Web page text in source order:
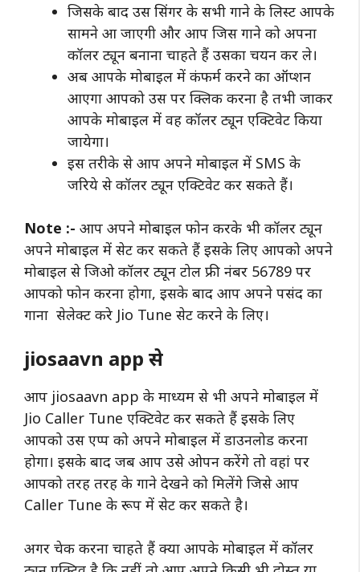
जिसके बाद उस सिंगर के सभी गाने के लिस्ट आपके
सामने आ जाएगी और आप जिस गाने को अपना
कॉलर ट्यून बनाना चाहते हैं उसका चयन कर ले।
अब आपके मोबाइल में कंफर्म करने का ऑप्शन
आएगा आपको उस पर क्लिक करना है तभी जाकर
आपके मोबाइल में वह कॉलर ट्यून एक्टिवेट किया
जायेगा।
इस तरीके से आप अपने मोबाइल में SMS के
जरिये से कॉलर ट्यून एक्टिवेट कर सकते हैं।
Note :- आप अपने मोबाइल फोन करके भी कॉलर ट्यून
अपने मोबाइल में सेट कर सकते हैं इसके लिए आपको अपने
मोबाइल से जिओ कॉलर ट्यून टोल फ्री नंबर 56789 पर
आपको फोन करना होगा, इसके बाद आप अपने पसंद का
गाना सेलेक्ट करे Jio Tune सेट करने के लिए।
jiosaavn app से
आप jiosaavn app के माध्यम से भी अपने मोबाइल में
Jio Caller Tune एक्टिवेट कर सकते हैं इसके लिए
आपको उस एप्प को अपने मोबाइल में डाउनलोड करना
होगा। इसके बाद जब आप उसे ओपन करेंगे तो वहां पर
आपको तरह तरह के गाने देखने को मिलेंगे जिसे आप
Caller Tune के रूप में सेट कर सकते है।
अगर चेक करना चाहते हैं क्या आपके मोबाइल में कॉलर